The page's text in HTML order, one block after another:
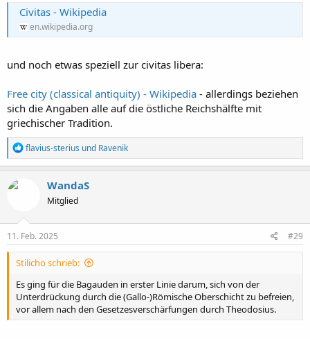
Civitas - Wikipedia
en.wikipedia.org
und noch etwas speziell zur civitas libera:
Free city (classical antiquity) - Wikipedia - allerdings beziehen
sich die Angaben alle auf die östliche Reichshälfte mit
griechischer Tradition.
R
e
a
n
e
:
flavius-sterius und Ravenik
WandaS
Mitglied
11. Feb. 2025 #29
Stilicho schrieb:
Es ging für die Bagauden in erster Linie darum, sich von der
Unterdrückung durch die (Gallo-)Römische Oberschicht zu befreien,
vor allem nach den Gesetzesverschärfungen durch Theodosius.